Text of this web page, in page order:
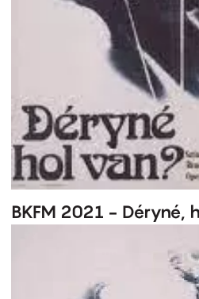
BKFM 2021 - Déryné,